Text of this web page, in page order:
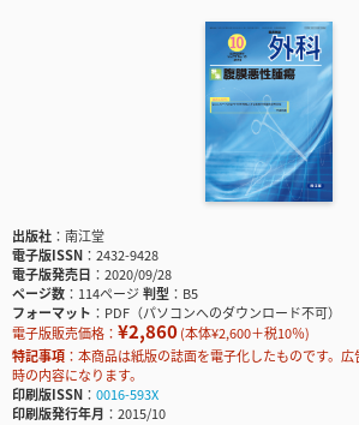
出版社
南江堂
電子版ISSN
2432-9428
電子版発売日
2020/09/28
ページ数
114ページ判型
B5
フォーマット
PDF（パソコンへのダウンロード不可）
電子版販売価格： ¥2,860(本体¥2,600＋税10％)
特記事項
本商品は紙版の誌面を電子化したものです。
時の内容になります。
印刷版ISSN
0016-593X
印刷版発行年月
2015/10